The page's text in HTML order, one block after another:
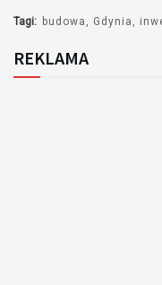
Tagi: budowa Gdynia
REKLAMA